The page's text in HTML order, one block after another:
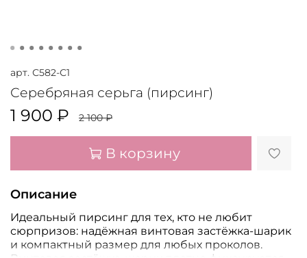
арт. С582-С1
Серебряная серьга (пирсинг)
1 900 ₽ 2 100 ₽
В корзину
Описание
Идеальный пирсинг для тех, кто не любит
сюрпризов: надёжная винтовая застёжка-шарик
и компактный размер для любых проколов.